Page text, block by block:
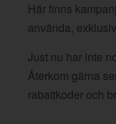
Här finns
använda,
Just nu har inte
Återkom gärna
rabattkoder och